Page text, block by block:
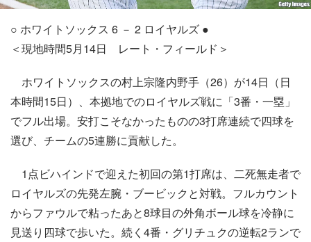
○ ホワイトソックス 6 － 2 ロイヤルズ ●
＜現地時間5月14日 レート・フィールド＞
ホワイトソックスの村上宗隆内野手（26）が14日（日
本時間15日）、本拠地でのロイヤルズ戦に「3番・一塁」
でフル出場。安打こそなかったものの3打席連続で四球を
選び、チームの5連勝に貢献した。
1点ビハインドで迎えた初回の第1打席は、二死無走者で
ロイヤルズの先発左腕・ブービックと対戦。フルカウント
からファウルで粘ったあと8球目の外角ボール球を冷静に
見送り四球で歩いた。続く4番・グリチュクの逆転2ランで